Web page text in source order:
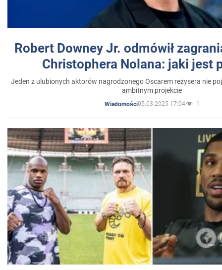
Robert Downey Jr. odmówił
Christophera Nolana: jaki jest
Jeden z ulubionych aktorów nagrodzonego Oscarem reżysera nie
ambitnym projekcie
Wiadomości05.03.2025 17:04 1